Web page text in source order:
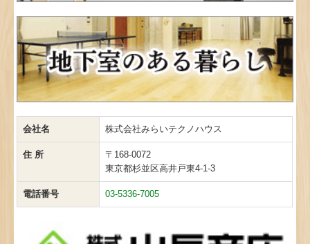
会社名 株式会社みらいテクノハウス
住 所
〒168-0072
東京都杉並区高井戸東4-1-3
電話番号 03-5336-7005